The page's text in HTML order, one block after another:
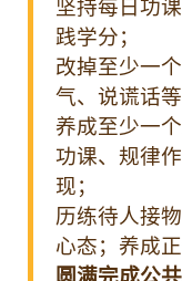
是真正的
外，方显
行。彼一
学 马少武
我们在一
记疲倦、
喜悦与充
不在。——
我相信，
刻起，我
公共
体悟课、